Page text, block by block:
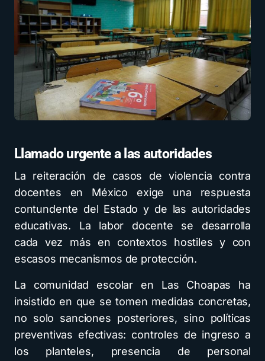
Llamado urgente a las autoridades
La reiteración de casos de violencia contra
docentes en México exige una respuesta
contundente del Estado y de las autoridades
educativas. La labor docente se desarrolla
cada vez más en contextos hostiles y con
escasos mecanismos de protección.
La comunidad escolar en Las Choapas ha
insistido en que se tomen medidas concretas,
no solo sanciones posteriores, sino políticas
preventivas efectivas: controles de ingreso a
los planteles, presencia de personal